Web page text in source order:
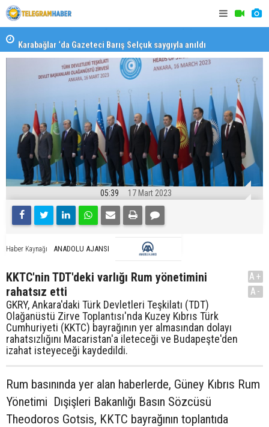
Karabağlar ‘da Gazeteci Barış Selçuk saygıyla anıldı
05:39 17 Mart 2023
Haber Kaynağı ANADOLU AJANSI
KKTC'nin TDT'deki varlığı Rum yönetimini
rahatsız etti
GKRY, Ankara'daki Türk Devletleri Teşkilatı (TDT)
Olağanüstü Zirve Toplantısı'nda Kuzey Kıbrıs Türk
Cumhuriyeti (KKTC) bayrağının yer almasından dolayı
rahatsızlığını Macaristan'a ileteceği ve Budapeşte'den
izahat isteyeceği kaydedildi.
A+
A-
Rum basınında yer alan haberlerde, Güney Kıbrıs Rum
Yönetimi Dışişleri Bakanlığı Basın Sözcüsü
Theodoros Gotsis, KKTC bayrağının toplantıda